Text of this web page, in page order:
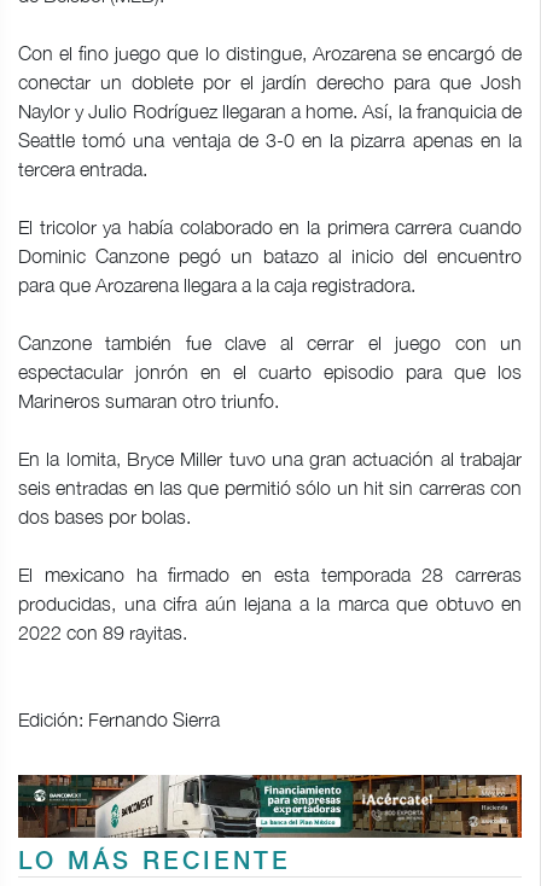
Con el fino juego que lo distingue, Arozarena se encargó de
conectar un doblete por el jardín derecho para que Josh
Naylor y Julio Rodríguez llegaran a home. Así, la franquicia de
Seattle tomó una ventaja de 3-0 en la pizarra apenas en la
tercera entrada.
El tricolor ya había colaborado en la primera carrera cuando
Dominic Canzone pegó un batazo al inicio del encuentro
para que Arozarena llegara a la caja registradora.
Canzone también fue clave al cerrar el juego con un
espectacular jonrón en el cuarto episodio para que los
Marineros sumaran otro triunfo.
En la lomita, Bryce Miller tuvo una gran actuación al trabajar
seis entradas en las que permitió sólo un hit sin carreras con
dos bases por bolas.
El mexicano ha firmado en esta temporada 28 carreras
producidas, una cifra aún lejana a la marca que obtuvo en
2022 con 89 rayitas.
Edición: Fernando Sierra
LO MÁS RECIENTE